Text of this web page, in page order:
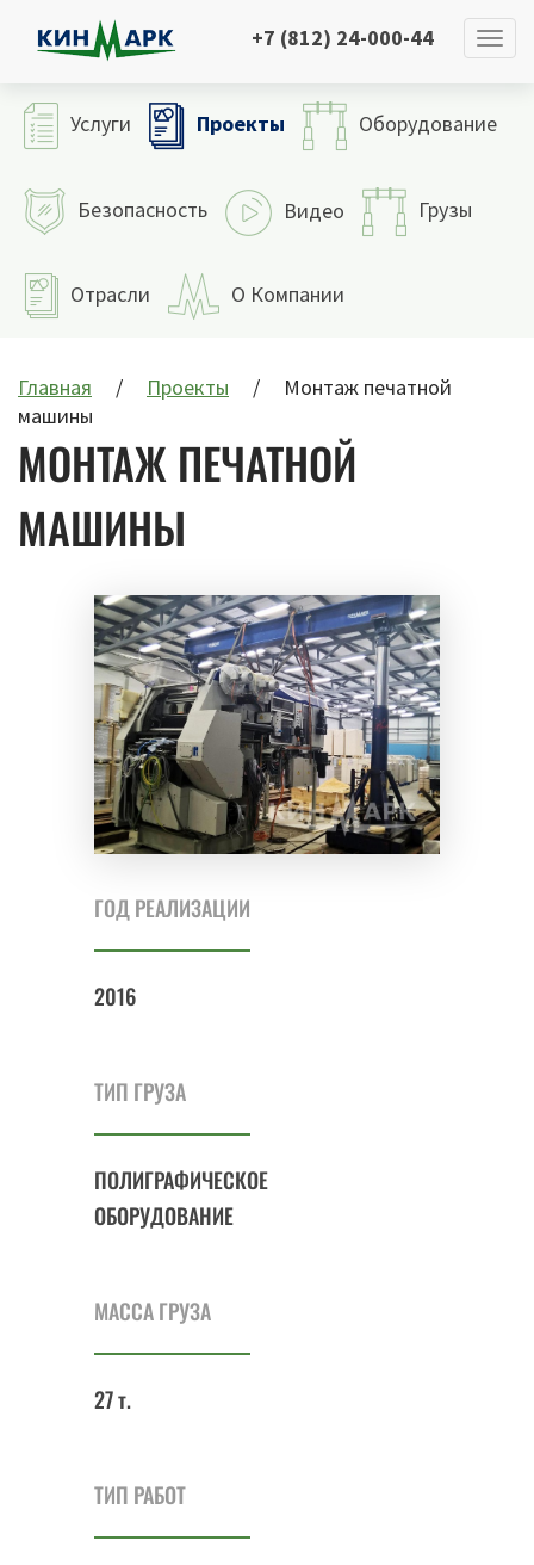
+7 (812) 24-000-44
Услуги Проекты Оборудование
Безопасность Видео Грузы
Отрасли О Компании
Главная Проекты
Монтаж печатной
машины
МОНТАЖ ПЕЧАТНОЙ
МАШИНЫ
ГОД РЕАЛИЗАЦИИ
2016
ТИП ГРУЗА
ПОЛИГРАФИЧЕСКОЕ
ОБОРУДОВАНИЕ
МАССА ГРУЗА
27 т.
ТИП РАБОТ